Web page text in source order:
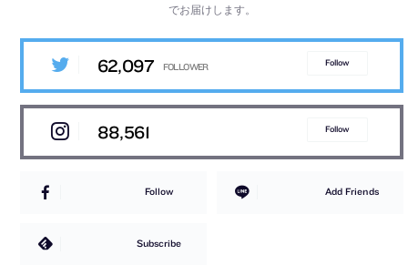
でお届けします。
62,097 Follow
88,561 Follow
Follow Add Friends
Subscribe